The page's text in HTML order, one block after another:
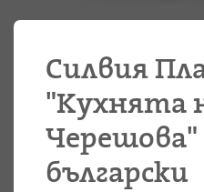
Силвия
"Кухнята
Черешова"
български